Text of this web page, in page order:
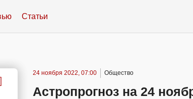
Статьи
24 ноября 2022, 07:00 Общество
Астропрогноз на 24